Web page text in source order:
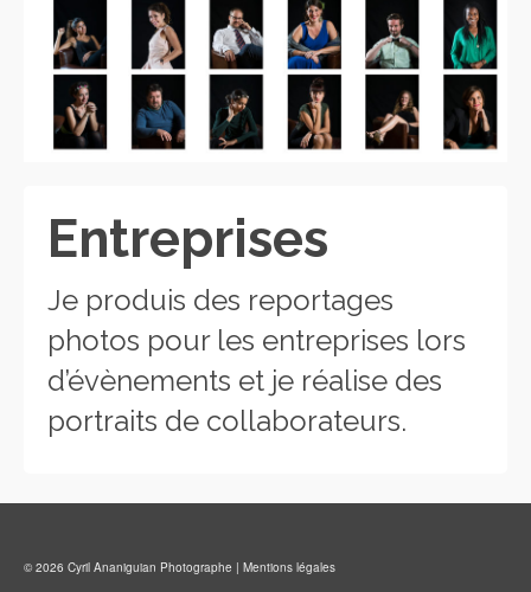
Entreprises
Je produis des reportages
photos pour les entreprises lors
d’évènements et je réalise des
portraits de collaborateurs.
© 2026 Cyril Ananiguian Photographe | Mentions légales